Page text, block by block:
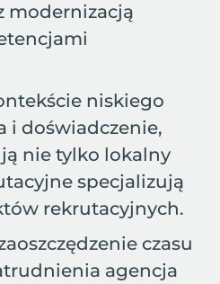
modernizacją
niskiego
i doświadczenie,
nie tylko lokalny
specjalizują
rekrutacyjnych.
czasu
agencja